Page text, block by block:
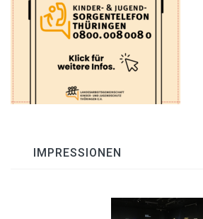
IMPRESSIONEN